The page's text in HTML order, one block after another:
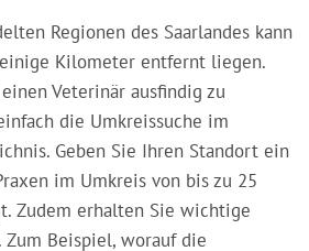
Regionen des Saarlandes kann
Kilometer entfernt liegen.
Veterinär ausfindig zu
die Umkreissuche im
Geben Sie Ihren Standort ein
im Umkreis von bis zu 25
Zudem erhalten Sie wichtige
Beispiel, worauf die